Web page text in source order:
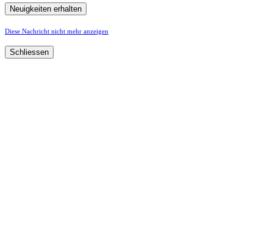
Diese Nachricht nicht mehr anzeigen
Schliessen